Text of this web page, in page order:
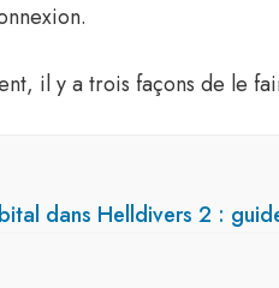
il y a trois façons de le
dans Helldivers 2 :